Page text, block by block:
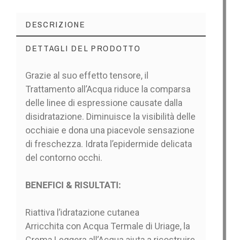
DESCRIZIONE
DETTAGLI DEL PRODOTTO
Grazie al suo effetto tensore, il
Trattamento all’Acqua riduce la comparsa
delle linee di espressione causate dalla
disidratazione. Diminuisce la visibilità delle
occhiaie e dona una piacevole sensazione
di freschezza. Idrata l’epidermide delicata
del contorno occhi.
BENEFICI & RISULTATI:
Riattiva l’idratazione cutanea
Arricchita con Acqua Termale di Uriage, la